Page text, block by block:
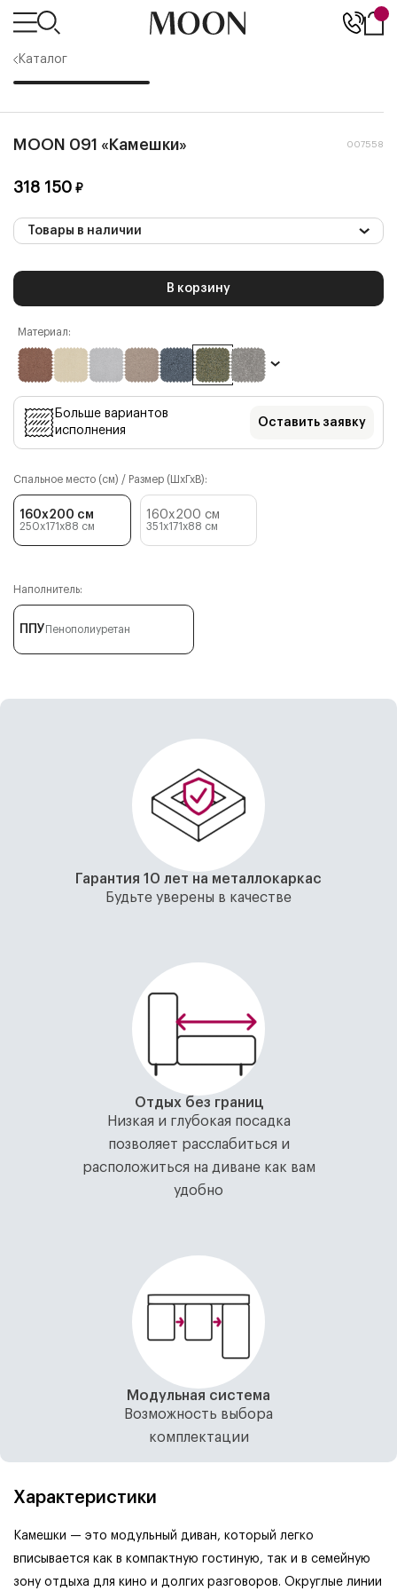
Каталог
MOON 091 «Камешки» 007558
318 150 ₽
Товары в наличии
В корзину
Материал:
Больше вариантов
исполнения
Оставить заявку
Спальное место (см) / Размер (ШхГхВ):
160x200 см
250x171x88 см
160x200 см
351x171x88 см
Наполнитель:
ППУ Пенополиуретан
Гарантия 10 лет на металлокаркас
Будьте уверены в качестве
Отдых без границ
Низкая и глубокая посадка
позволяет расслабиться и
расположиться на диване как вам
удобно
Модульная система
Возможность выбора
комплектации
Характеристики
Камешки — это модульный диван, который легко
вписывается как в компактную гостиную, так и в семейную
зону отдыха для кино и долгих разговоров. Округлые линии